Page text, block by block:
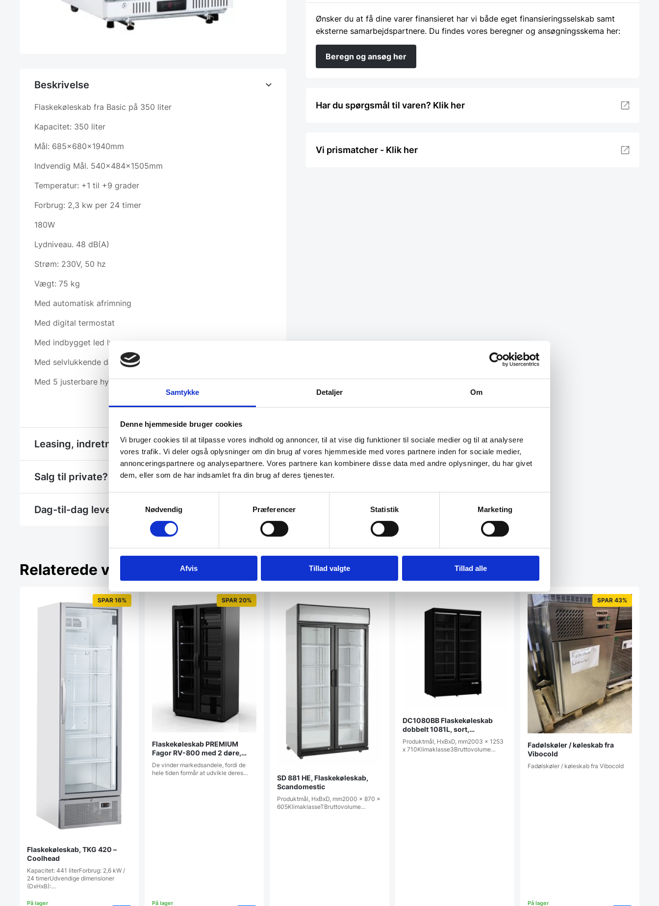
Samtykke Detaljer Om
Denne hjemmeside bruger cookies
Vi bruger cookies til at tilpasse vores indhold og annoncer, til at vise dig funktioner til sociale medier og til at analysere
vores trafik. Vi deler også oplysninger om din brug af vores hjemmeside med vores partnere inden for sociale medier,
annonceringspartnere og analysepartnere. Vores partnere kan kombinere disse data med andre oplysninger, du har givet
dem, eller som de har indsamlet fra din brug af deres tjenester.
Nødvendig
Præferencer Statistik Marketing
Afvis Tillad valgte Tillad alle
Beskrivelse
Flaskekøleskab fra Basic på 350 liter
Kapacitet: 350 liter
Mål: 685x680x1940mm
Indvendig Mål. 540x484x1505mm
Temperatur: +1 til +9 grader
Forbrug: 2,3 kw per 24 timer
180W
Lydniveau. 48 dB(A)
Strøm: 230V, 50 hz
Vægt: 75 kg
Med automatisk afrimning
Med digital termostat
Med indbygget led lys
Med selvlukkende dør
Med 5 justerbare hylder
Leasing, indretning eller et hjælp til et projekt?
Salg til private? - Se Gastrobutikken.dk
Dag-til-dag levering
Ønsker du at få dine varer finansieret har vi både eget finansieringsselskab samt
eksterne samarbejdspartnere. Du findes vores beregner og ansøgningsskema her:
Beregn og ansøg her
Har du spørgsmål til varen? Klik her
Vi prismatcher - Klik her
Relaterede varer
SPAR 16%
Flaskekøleskab, TKG 420 –
Coolhead
Kapacitet: 441 literForbrug: 2,6 kW /
24 timerUdvendige dimensioner
(DxHxB):…
SPAR 20%
Flaskekøleskab PREMIUM
Fagor RV-800 med 2 døre,
Vores bedste flaskekøleskab
De vinder markedsandele, fordi de
hele tiden formår at udvikle deres…
SD 881 HE, Flaskekøleskab,
Scandomestic
Produktmål, HxBxD, mm2000 x 870 x
605KlimaklasseTBruttovolume…
DC1080BB Flaskekøleskab
dobbelt 1081L, sort,
Scandomestic
​Produktmål, HxBxD, mm2003 x 1253
x 710Klimaklasse3Bruttovolume…
SPAR 43%
Fadølskøler / køleskab fra
Vibocold
Fadølskøler / køleskab fra Vibocold